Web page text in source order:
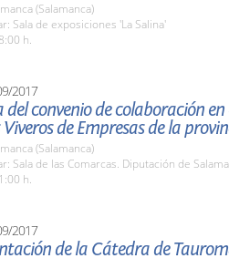
(Salamanca)
Sala de exposiciones 'La Salina'
h.
2017
del convenio de colaboración
Viveros de Empresas de la
(Salamanca)
Sala de las Comarcas. Diputación de
h.
2017
de la Cátedra de